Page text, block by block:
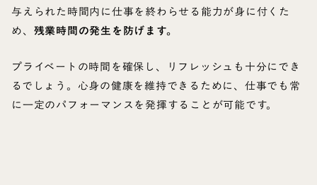
与えられた時間内に仕事を終わらせる能力が身に付くた
め、 残業時間の発生を防げます。
プライベートの時間を確保し、リフレッシュも十分にでき
るでしょう。心身の健康を維持できるために、仕事でも常
に一定のパフォーマンスを発揮することが可能です。